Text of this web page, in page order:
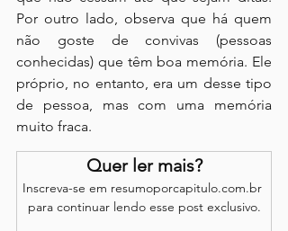
Por outro lado, observa que há quem
não goste de convivas (pessoas
conhecidas) que têm boa memória. Ele
próprio, no entanto, era um desse tipo
de pessoa, mas com uma memória
muito fraca.
Quer ler mais?
Inscreva-se em resumoporcapitulo.com.br
para continuar lendo esse post exclusivo.